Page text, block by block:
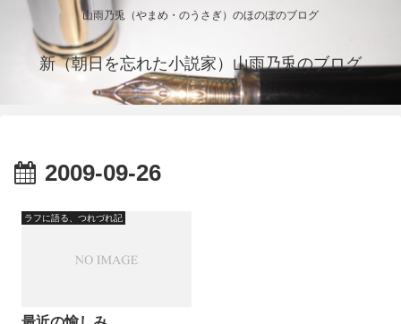
山雨乃兎（やまめ・のうさぎ）のほのぼのブログ
新（朝日を忘れた小説家）山雨乃兎のブログ
2009-09-26
ラフに語る、つれづれ記